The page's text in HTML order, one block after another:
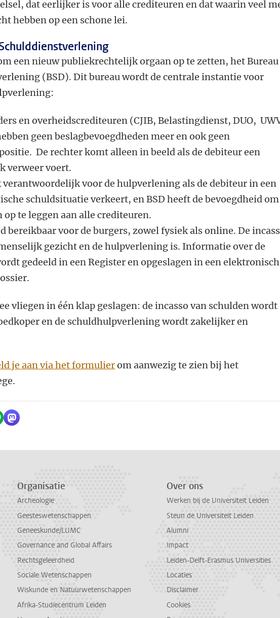
dat eerlijker is voor alle crediteuren en dat waarin veel
hebben op een schone lei.
een nieuw publiekrechtelijk orgaan op te zetten, het Bureau
(BSD). Dit bureau wordt de centrale instantie voor
en overheidscrediteuren (CJIB, Belastingdienst, DUO,
geen beslagbevoegdheden meer en ook geen
De rechter komt alleen in beeld als de debiteur een
verweer voert.
verantwoordelijk voor de hulpverlening als de debiteur in een
schuldsituatie verkeert, en BSD heeft de bevoegdheid om
op te leggen aan alle crediteuren.
bereikbaar voor de burgers, zowel fysiek als online. De
gezicht en de hulpverlening is. Informatie over de
gedeeld in een Register en opgeslagen in een
vliegen in één klap geslagen: de incasso van schulden wordt
en de schuldhulpverlening wordt zakelijker en
je aan via het formulierom aanwezig te zien bij het
op LinkedIn
via WhatsApp
Delen via Mastodon
Organisatie
Archeologie
Geesteswetenschappen
Geneeskunde/LUMC
Governance and Global Affairs
Rechtsgeleerdheid
Sociale Wetenschappen
Wiskunde en Natuurwetenschappen
Afrika-Studiecentrum Leiden
Over ons
Werken bij de Universiteit Leiden
Steun de Universiteit Leiden
Alumni
Impact
Leiden-Delft-Erasmus Universities
Locaties
Disclaimer
Cookies